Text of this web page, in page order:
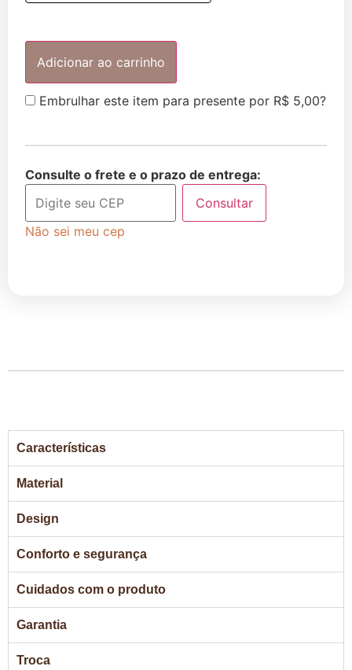
Adicionar ao carrinho
Embrulhar este item para presente por R$ 5,00?
Consulte o frete e o prazo de entrega:
Consultar
Não sei meu cep
Características
Material
Design
Conforto e segurança
Cuidados com o produto
Garantia
Troca